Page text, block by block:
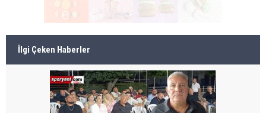
İlgi Çeken Haberler